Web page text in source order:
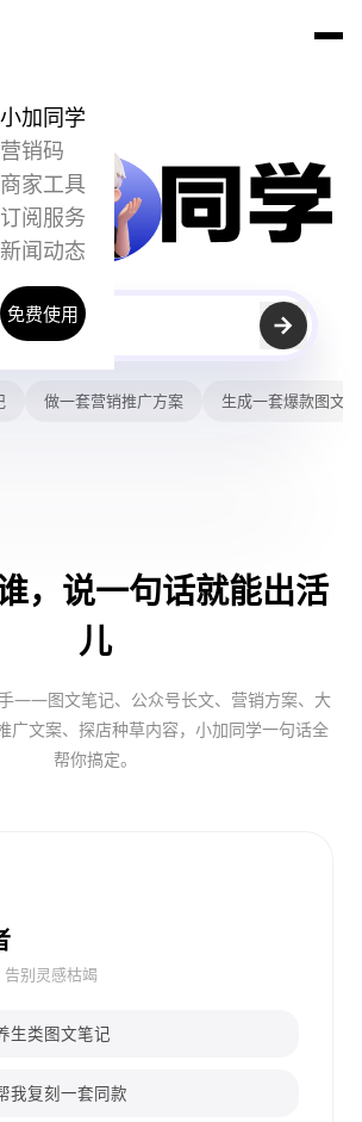
小加同学
营销码
商家工具
订阅服务
新闻动态
免费使用
做一套营销推广方案 生成一套爆款图文
，说一句话就能出活
儿
——图文笔记、公众号长文、营销方案、大
广文案、探店种草内容，小加同学一句话全
帮你搞定。
别灵感枯竭
生类图文笔记
我复刻一套同款